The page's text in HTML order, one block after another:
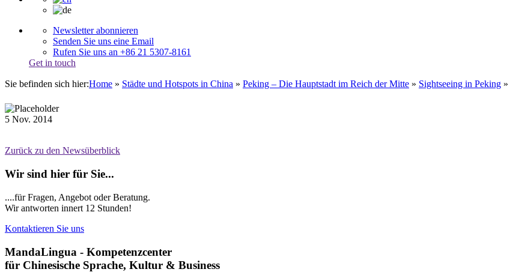
Newsletter abonnieren
Senden Sie uns eine Email
Rufen Sie uns an +86 21 5307-8161
Get in touch
Sie befinden sich hier:Home » Städte und Hotspots in China » Peking – Die Hauptstadt im Reich der Mitte » Sightseeing in Peking »
5 Nov. 2014
Zurück zu den Newsüberblick
Wir sind hier für Sie...
....für Fragen, Angebot oder Beratung.
Wir antworten innert 12 Stunden!
Kontaktieren Sie uns
MandaLingua - Kompetenzcenter
für Chinesische Sprache, Kultur & Business